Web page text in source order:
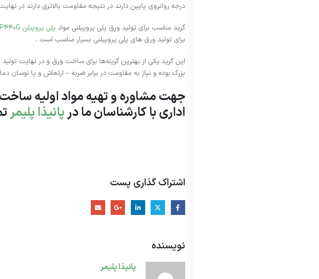
درجه روانروی پایین دارند در نتیجه مقاومت بالاتری دارند در
گرید مناسب برای تولید ورق پلی پروپیلنی مواد پلی پروپیلن EP 440G PP440G
برای تولید ورق های پلی پروپیلنی بسیار مناسب است .
این گرید یکی از بهترین گزینه‌ها برای ساخت ورق و در نهایت
بزرگ بوده و نیاز به مقاومت در برابر ضربه – ارتعاش و یا نوسان
جهت مشاوره و تهیه مواد اولیه
اداری با کارشناسان ما درپانیذا پلیمر
اشتراک گذاری پست
نویسنده
پانیذا پلیمر